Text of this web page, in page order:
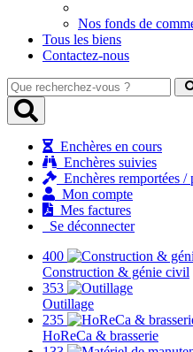
Nos fonds de
Tous les biens
Contactez-nous
Que
recherchez-
vous
Enchères en cours
Enchères suivies
Enchères remportées /
Mon compte
Mes factures
Se déconnecter
400
Construction & génie civil
353
Outillage
235
HoReCa & brasserie